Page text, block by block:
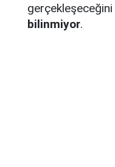
gerçekleşeceğini
bilinmiyor.